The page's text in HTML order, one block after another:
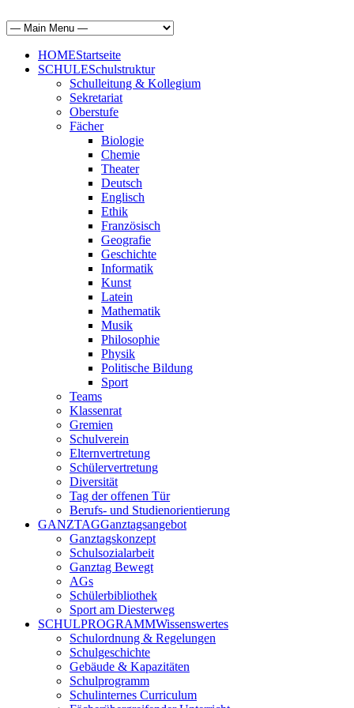
HOMEStartseite
SCHULESchulstruktur
Schulleitung & Kollegium
Sekretariat
Oberstufe
Fächer
Biologie
Chemie
Theater
Deutsch
Englisch
Ethik
Französisch
Geografie
Geschichte
Informatik
Kunst
Latein
Mathematik
Musik
Philosophie
Physik
Politische Bildung
Sport
Teams
Klassenrat
Gremien
Schulverein
Elternvertretung
Schülervertretung
Diversität
Tag der offenen Tür
Berufs- und Studienorientierung
GANZTAGGanztagsangebot
Ganztagskonzept
Schulsozialarbeit
Ganztag Bewegt
AGs
Schülerbibliothek
Sport am Diesterweg
SCHULPROGRAMMWissenswertes
Schulordnung & Regelungen
Schulgeschichte
Gebäude & Kapazitäten
Schulprogramm
Schulinternes Curriculum